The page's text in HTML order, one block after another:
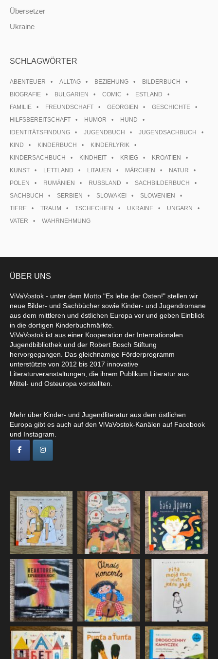
Übersetzer
Ukraine
SCHLAGWÖRTER
ABENTEUER ALLTAG BEZIEHUNG
BILDERBUCH
BIOGRAFIE
BULGARIEN COMIC
ESTLAND
FAMILIE
FREUNDSCHAFT GEORGIEN
GESCHICHTE
HILFSBEREITSCHAFT
HUMOR
HUND
IDENTITÄTSFINDUNG
JUGENDBUCH
JUGENDSACHBUCH
KIND
KINDERBUCH
KINDERLYRIK
KINDERSACHBUCH
KINDHEIT KRIEG
KROATIEN
KUNST
LETTLAND LITAUEN MÄRCHEN
NATUR
POLEN
RUMÄNIEN RUSSLAND
SACHBILDERBUCH
SACHBUCH
SERBIEN SLOWAKEI
SLOWENIEN
TIERE
TRAUM TSCHECHIEN UKRAINE
UNGARN
VATER
WAHRNEHMUNG
ÜBER UNS
ViVaVostok - unter dem Motto "Es lebe der Osten!" stellen wir
neue Bilder- und Sachbücher sowie Kinder- und Jugendromane
aus dem mittleren und östlichen Europa vor und geben Einblick
in die dortigen Kinderbuchmärkte.
ViVaVostok ist aus einer Kooperation der Internationalen
Jugendbibliothek und der Robert Bosch Stiftung
hervorgegangen. Das gleichnamige Förderprogramm
unterstützte von 2012 bis 2017 innovative
Literaturveranstaltungen, die ihrem Publikum Literatur aus
Mittel- und Osteuropa vorstellten.
Mehr über Kinder- und Jugendliteratur aus dem östlichen
Europa gibt es auch auf den ViVaVostok-Kanälen auf Facebook
und Instagram.